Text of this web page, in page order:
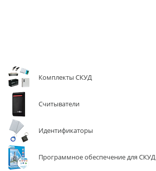
Комплекты СКУД
Считыватели
Идентификаторы
Программное обеспечение для СКУД